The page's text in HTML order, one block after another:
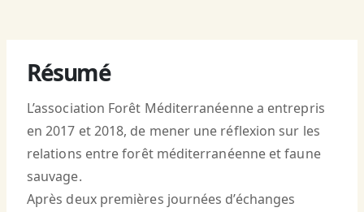
Résumé
L’association Forêt Méditerranéenne a entrepris
en 2017 et 2018, de mener une réflexion sur les
relations entre forêt méditerranéenne et faune
sauvage.
Après deux premières journées d’échanges